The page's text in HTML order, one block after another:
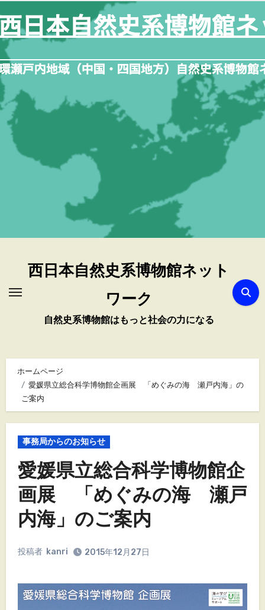
容
を
ス
キ
ッ
プ
西日本自然史系博物館ネット
ワーク
自然史系博物館はもっと社会の力になる
ホームページ
愛媛県立総合科学博物館企画展 「めぐみの海 瀬戸内海」の
ご案内
事務局からのお知らせ
愛媛県立総合科学博物館企
画展 「めぐみの海 瀬戸
内海」のご案内
投稿者 kanri 2015年12月27日